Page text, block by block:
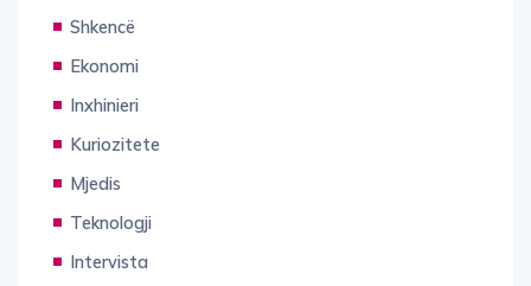
Shkencë
Ekonomi
Inxhinieri
Kuriozitete
Mjedis
Teknologji
Intervista